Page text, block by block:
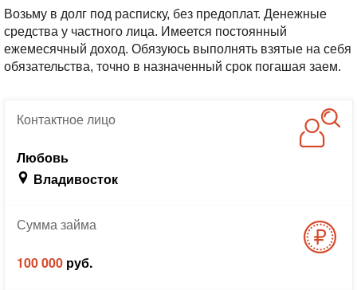
Возьму в долг под расписку, без предоплат. Денежные
средства у частного лица. Имеется постоянный
ежемесячный доход. Обязуюсь выполнять взятые на себя
обязательства, точно в назначенный срок погашая заем.
Контактноелицо
Любовь
Владивосток
Суммазайма
100 000 руб.